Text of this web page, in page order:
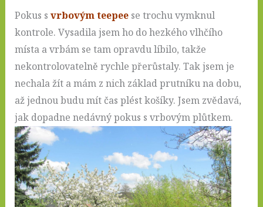
Pokus s vrbovým teepeese trochu vymknul
kontrole. Vysadila jsem ho do hezkého vlhčího
místa a vrbám se tam opravdu líbilo, takže
nekontrolovatelně rychle přerůstaly. Tak jsem je
nechala žít a mám z nich základ prutníku na dobu,
až jednou budu mít čas plést košíky. Jsem zvědavá,
jak dopadne nedávný pokus s vrbovým plůtkem.